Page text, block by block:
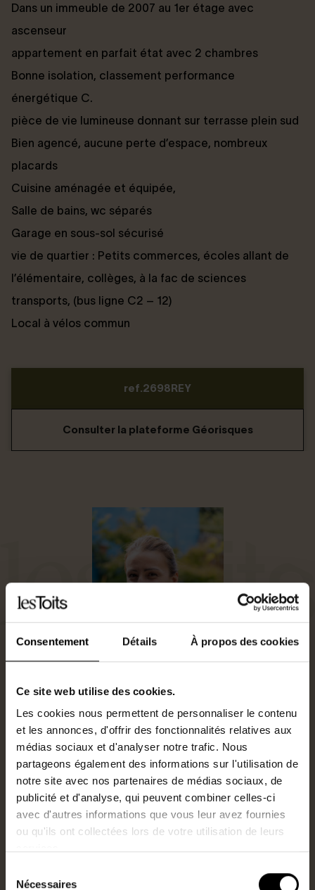
Consentement Détails À propos des cookies
Ce site web utilise des cookies.
Les cookies nous permettent de personnaliser le contenu
et les annonces, d'offrir des fonctionnalités relatives aux
médias sociaux et d'analyser notre trafic. Nous
partageons également des informations sur l'utilisation de
notre site avec nos partenaires de médias sociaux, de
publicité et d'analyse, qui peuvent combiner celles-ci
avec d'autres informations que vous leur avez fournies
ou qu'ils ont collectées lors de votre utilisation de leurs
Nécessaires
Dans un immeuble de 2007 au 1er étage avec
ascenseur
appartement en parfait état avec 2 chambres
Bonne isolation, classement performance
énergétique C.
pièce de vie lumineuse donnant sur terrasse plein sud
Bien agencé, aucune perte d’espace, nombreux
placards
Cuisine aménagée et équipée,
Salle de bains, wc séparés
Garage en sous-sol sécurisé
vie de quartier : Petits commerces, écoles allant de
l’élémentaire, collèges, à la fac de sciences
transports, (bus ligne C2 – 12)
Local à vélos commun
ref.2698REY
Consulter la plateforme Géorisques
Agent commercial
0652643348
N°RSAC : 947711263
j.reynaud@lestoits.fr
Je suis intéressé par ce bien.